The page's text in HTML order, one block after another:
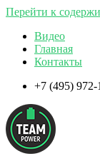
Перейти к
Видео
Главная
Контакты
+7 (495) 972-